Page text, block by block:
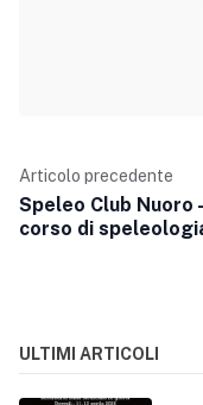
Articolo precedente
Speleo Club Nuoro
corso di
ULTIMI ARTICOLI